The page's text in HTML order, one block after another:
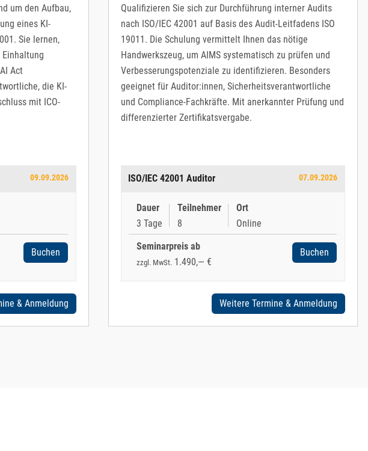
um den Aufbau,
eines KI-
Sie lernen,
Act
die KI-
mit ICO-
09.09.2026
Buchen
& Anmeldung
Qualifizieren Sie sich zur Durchführung interner Audits
nach ISO/IEC 42001 auf Basis des Audit-Leitfadens ISO
19011. Die Schulung vermittelt Ihnen das nötige
Handwerkszeug, um AIMS systematisch zu prüfen und
Verbesserungspotenziale zu identifizieren. Besonders
geeignet für Auditor:innen, Sicherheitsverantwortliche
und Compliance-Fachkräfte. Mit anerkannter Prüfung und
differenzierter Zertifikatsvergabe.
ISO/IEC 42001 Auditor 07.09.2026
Dauer
3 Tage
Teilnehmer
8
Ort
Online
Seminarpreis ab
zzgl. MwSt. 1.490,— €
Buchen
Weitere Termine & Anmeldung